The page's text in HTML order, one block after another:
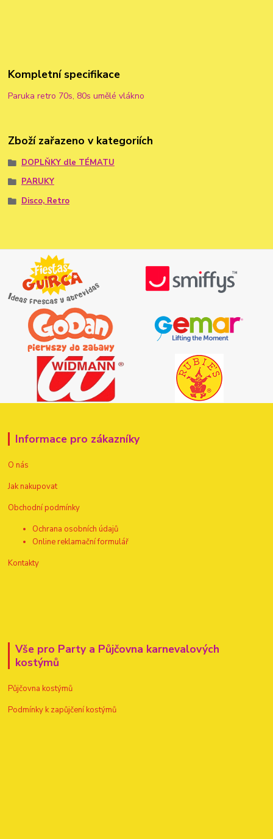
Kompletní specifikace
Paruka retro 70s, 80s umělé vlákno
Zboží zařazeno v kategoriích
DOPLŇKY dle TÉMATU
PARUKY
Disco, Retro
Informace pro zákazníky
O nás
Jak nakupovat
Obchodní podmínky
Ochrana osobních údajů
Online reklamační formulář
Kontakty
Vše pro Party a Půjčovna karnevalových
kostýmů
Půjčovna kostýmů
Podmínky k zapůjčení kostýmů